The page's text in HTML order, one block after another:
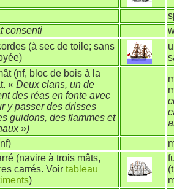
consenti
(à sec de toile; sans
(nf, bloc de bois à la
« Deux clans, un de
des réas en fonte avec
y passer des drisses
guidons, des flammes et
»)
(navire à trois mâts,
carrés. Voir tableau
)